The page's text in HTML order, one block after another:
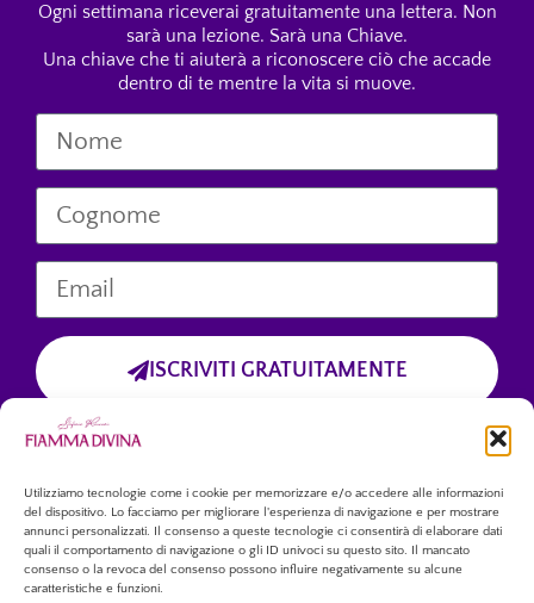
Utilizziamo tecnologie come i cookie per memorizzare e/o accedere alle informazioni
del dispositivo. Lo facciamo per migliorare l'esperienza di navigazione e per mostrare
annunci personalizzati. Il consenso a queste tecnologie ci consentirà di elaborare dati
quali il comportamento di navigazione o gli ID univoci su questo sito. Il mancato
consenso o la revoca del consenso possono influire negativamente su alcune
caratteristiche e funzioni.
Ogni settimana riceverai gratuitamente una lettera. Non
sarà una lezione. Sarà una Chiave.
Una chiave che ti aiuterà a riconoscere ciò che accade
dentro di te mentre la vita si muove.
ISCRIVITI GRATUITAMENTE
Cliccando sul pulsante “Iscriviti Gratuitamente”, dichiari di aver preso
forniti tramite questo modulo.